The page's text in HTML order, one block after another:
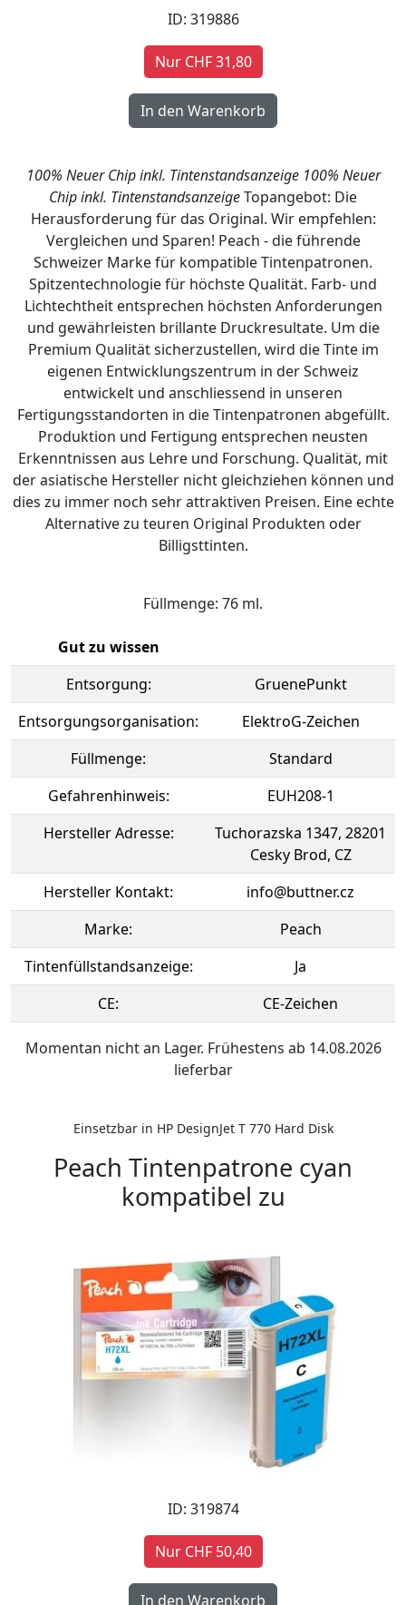
ID: 319886
Nur CHF 31,80
100% Neuer Chip inkl. Tintenstandsanzeige 100% Neuer
Chip inkl. TintenstandsanzeigeTopangebot: Die
Herausforderung für das Original. Wir empfehlen:
Vergleichen und Sparen! Peach - die führende
Schweizer Marke für kompatible Tintenpatronen.
Spitzentechnologie für höchste Qualität. Farb- und
Lichtechtheit entsprechen höchsten Anforderungen
und gewährleisten brillante Druckresultate. Um die
Premium Qualität sicherzustellen, wird die Tinte im
eigenen Entwicklungszentrum in der Schweiz
entwickelt und anschliessend in unseren
Fertigungsstandorten in die Tintenpatronen abgefüllt.
Produktion und Fertigung entsprechen neusten
Erkenntnissen aus Lehre und Forschung. Qualität, mit
der asiatische Hersteller nicht gleichziehen können und
dies zu immer noch sehr attraktiven Preisen. Eine echte
Alternative zu teuren Original Produkten oder
Billigsttinten.
Füllmenge: 76 ml.
Gut zu wissen
Entsorgung:
GruenePunkt
Entsorgungsorganisation:
ElektroG-Zeichen
Füllmenge:
Standard
Gefahrenhinweis:
EUH208-1
Hersteller Adresse:
Tuchorazska 1347, 28201
Cesky Brod, CZ
Hersteller Kontakt:
info@buttner.cz
Marke:
Peach
Tintenfüllstandsanzeige:
Ja
CE:
CE-Zeichen
Momentan nicht an Lager. Frühestens ab 14.08.2026
lieferbar
Einsetzbar in HP DesignJet T 770 Hard Disk
Peach Tintenpatrone cyan
kompatibel zu
ID: 319874
Nur CHF 50,40